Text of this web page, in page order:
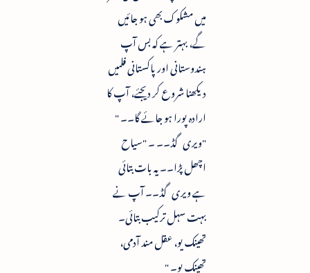
میں مشکوک بھی ہو جائیں
گے، بہتر ہے کہ بس آپ
ہندوستانی اور پاکستانی فلمیں
دیکھنا شروع کر دیجئے، آپ کا
ارادہ پورا ہو جائے گا۔۔ "
"ویری گڈ۔۔ ۔ "سیاح
اچھل پڑا۔۔ یہ بات بتائی
ہے ویری گڈ۔۔ آپ نے
بہت سہل ترکیب بتائی۔
تھینک یو، عقل مند آدمی،
تھینک یو۔ "